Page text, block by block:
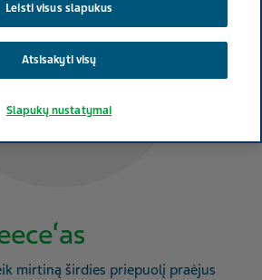
mirtiną širdies priepuolį praėjus
Leisti visus slapukus
Atsisakyti visų
Slapukų nustatymai